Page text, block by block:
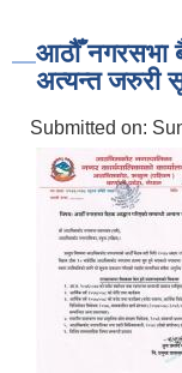
आठौँ नगरसभा
अत्यन्त जरुरी
Submitted on: